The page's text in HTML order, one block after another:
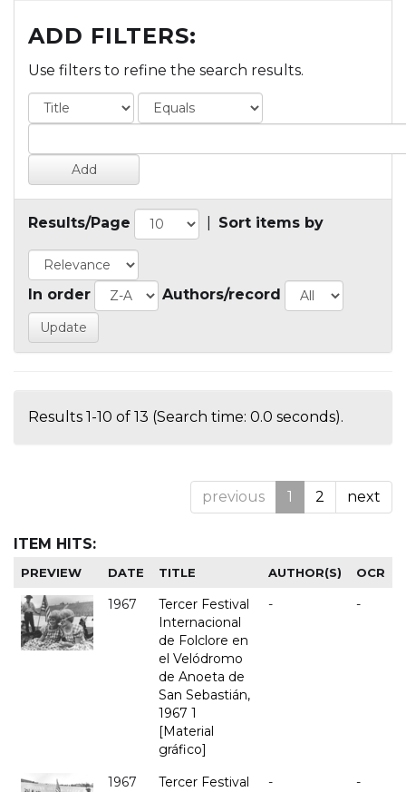
ADD FILTERS:
Use filters to refine the search results.
Results/Page Sort items by
In order Authors/record
Results 1-10 of 13 (Search time: 0.0 seconds).
previous 1 2 next
ITEM HITS:
PREVIEW DATE TITLE AUTHOR(S) OCR
1967
Tercer Festival
Internacional
de Folclore en
el Velódromo
de Anoeta de
San Sebastián,
1967 1
[Material
gráfico]
- -
1967 Tercer Festival - -